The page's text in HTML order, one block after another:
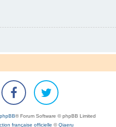
phpBB® Forum Software © phpBB Limited
française officielle ©Qiaeru